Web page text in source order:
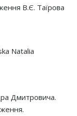
В.Є. Таїрова
Natalia
Дмитровича.